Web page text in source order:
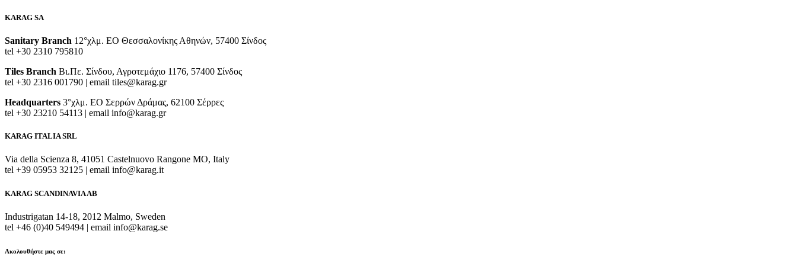
KARAG SA
Sanitary Branch 12°χλμ. ΕΟ Θεσσαλονίκης Αθηνών, 57400 Σίνδος
tel +30 2310 795810
Tiles Branch Βι.Πε. Σίνδου, Αγροτεμάχιο 1176, 57400 Σίνδος
tel +30 2316 001790 | email tiles@karag.gr
Headquarters 3°χλμ. ΕΟ Σερρών Δράμας, 62100 Σέρρες
tel +30 23210 54113 | email info@karag.gr
KARAG ITALIA SRL
Via della Scienza 8, 41051 Castelnuovo Rangone MO, Italy
tel +39 05953 32125 | email info@karag.it
KARAG SCANDINAVIA AB
Industrigatan 14-18, 2012 Malmo, Sweden
tel +46 (0)40 549494 | email info@karag.se
Ακολουθήστε μας σε: